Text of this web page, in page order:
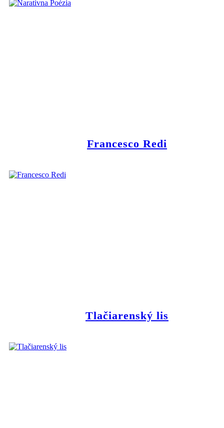
Francesco Redi
Tlačiarenský lis